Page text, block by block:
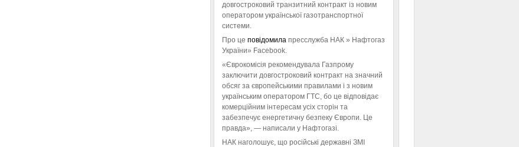
довгостроковий транзитний контракт із новим
оператором української газотранспортної
системи.
Про це повідомила пресслужба НАК » Нафтогаз
України» Facebook.
«Єврокомісія рекомендувала Газпрому
заключити довгостроковий контракт на значний
обсяг за європейськими правилами і з новим
українським оператором ГТС, бо це відповідає
комерційним інтересам усіх сторін та
забезпечує енергетичну безпеку Європи. Це
правда», — написали у Нафтогазі.
НАК наголошує, що російські державні ЗМІ